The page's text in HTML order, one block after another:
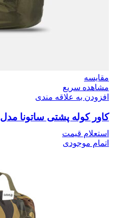
مقایسه
مشاهده سریع
افزودن به علاقه مندی
کاور کوله پشتی ساتونا مدل Garad-1 – Satona
استعلام قیمت
اتمام موجودی